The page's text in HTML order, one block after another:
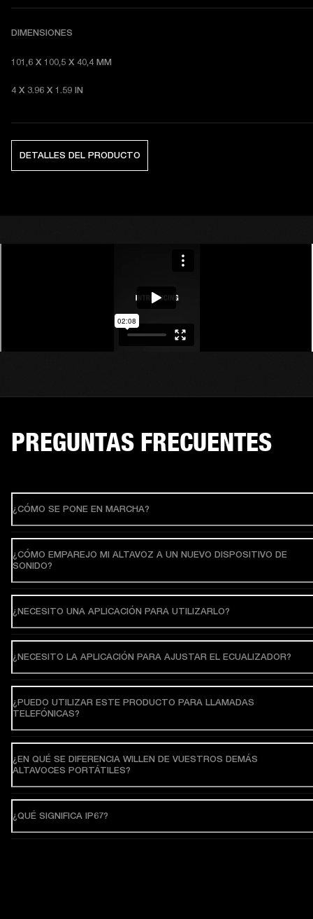
DIMENSIONES
101,6 X 100,5 X 40,4 MM
4 X 3.96 X 1.59 IN
DETALLES DEL PRODUCTO
PREGUNTAS FRECUENTES
¿CÓMO SE PONE EN MARCHA?
¿CÓMO EMPAREJO MI ALTAVOZ A UN NUEVO DISPOSITIVO DE
SONIDO?
¿NECESITO UNA APLICACIÓN PARA UTILIZARLO?
¿NECESITO LA APLICACIÓN PARA AJUSTAR EL ECUALIZADOR?
¿PUEDO UTILIZAR ESTE PRODUCTO PARA LLAMADAS
TELEFÓNICAS?
¿EN QUÉ SE DIFERENCIA WILLEN DE VUESTROS DEMÁS
ALTAVOCES PORTÁTILES?
¿QUÉ SIGNIFICA IP67?